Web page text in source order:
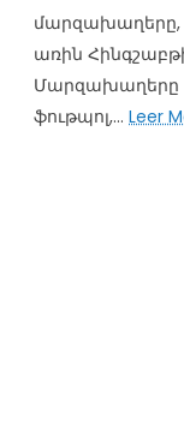
մարզախաղերը,
առին
Մարզախաղերը
ֆութպոլ,... Leer